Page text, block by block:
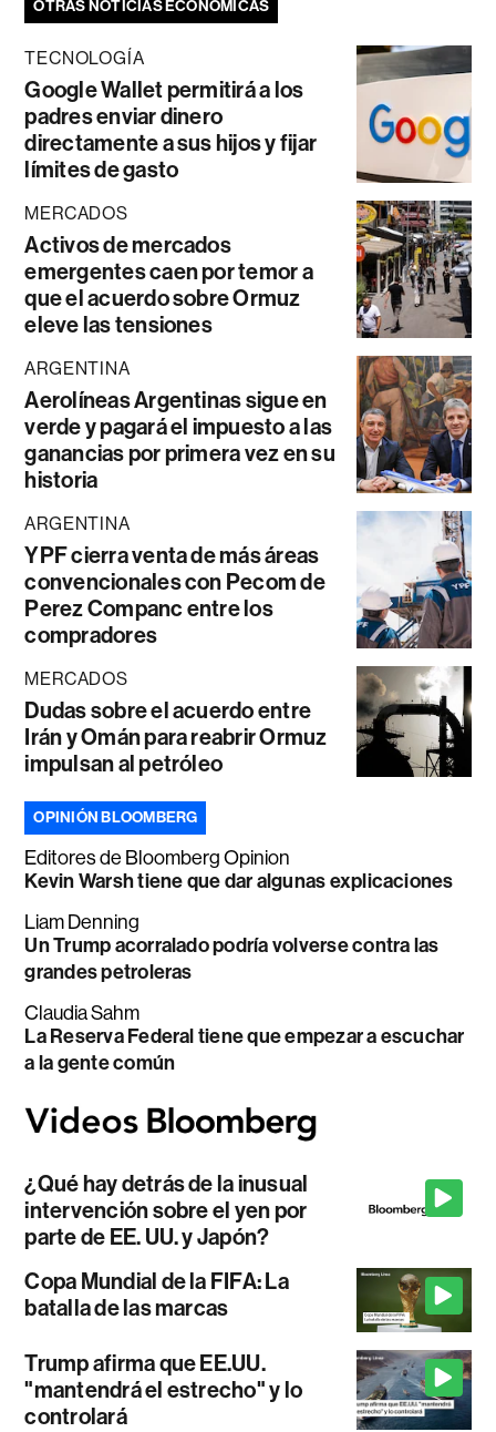
OTRAS NOTICIAS ECONÓMICAS
TECNOLOGÍA
Google Wallet permitirá a los
padres enviar dinero
directamente a sus hijos y fijar
límites de gasto
MERCADOS
Activos de mercados
emergentes caen por temor a
que el acuerdo sobre Ormuz
eleve las tensiones
ARGENTINA
Aerolíneas Argentinas sigue en
verde y pagará el impuesto a las
ganancias por primera vez en su
historia
ARGENTINA
YPF cierra venta de más áreas
convencionales con Pecom de
Perez Companc entre los
compradores
MERCADOS
Dudas sobre el acuerdo entre
Irán y Omán para reabrir Ormuz
impulsan al petróleo
OPINIÓN BLOOMBERG
Editores de Bloomberg Opinion
Kevin Warsh tiene que dar algunas explicaciones
Liam Denning
Un Trump acorralado podría volverse contra las
grandes petroleras
Claudia Sahm
La Reserva Federal tiene que empezar a escuchar
a la gente común
¿Qué hay detrás de la inusual
intervención sobre el yen por
parte de EE. UU. y Japón?
Copa Mundial de la FIFA: La
batalla de las marcas
Trump afirma que EE.UU.
"mantendrá el estrecho" y lo
controlará